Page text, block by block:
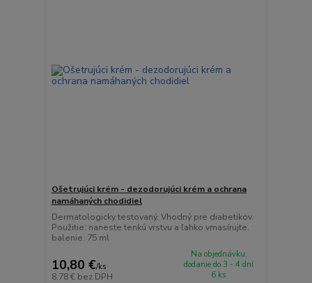
Ošetrujúci krém - dezodorujúci krém a ochrana
namáhaných chodidiel
Dermatologicky testovaný. Vhodný pre diabetikov.
Použitie: naneste tenkú vrstvu a ľahko vmasírujte.
balenie: 75 ml
10,80 €/ks
8,78 € bez DPH
Na objednávku,
dodanie do 3 - 4 dní
6 ks